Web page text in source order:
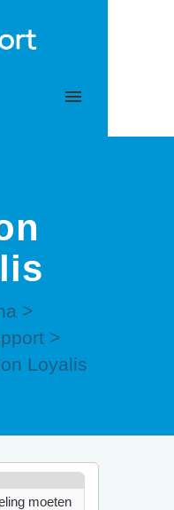
>
>
Loyalis
moeten